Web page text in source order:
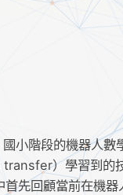
小階段的機器人數
）學習到的
先回顧當前在機